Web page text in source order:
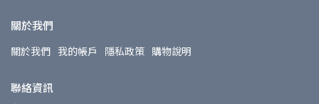
關於我們
關於我們 我的帳戶 隱私政策 購物說明
聯絡資訊